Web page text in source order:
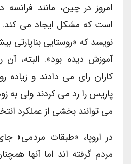
امروز در چین، مانند فرانسه
است که مشکل ایجاد می کند.
نویسد که «روستایی بناپارتی
آموزش دیده بود». البته، آن
کاران رای می دادند و زیاده
پاریس را رد می کردند ولی به
می توانند بخشی از عملکرد
در اروپا، «طبقات مردمی» جای
مردم گرفته اند اما آنها